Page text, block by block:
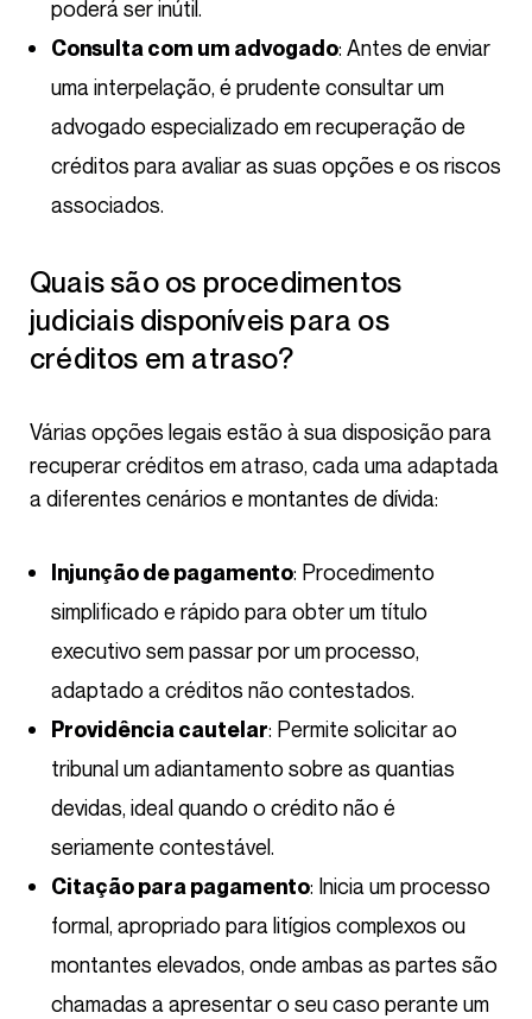
poderá ser inútil.
Consulta com um advogado: Antes de enviar
uma interpelação, é prudente consultar um
advogado especializado em recuperação de
créditos para avaliar as suas opções e os riscos
associados.
Quais são os procedimentos
judiciais disponíveis para os
créditos em atraso?
Várias opções legais estão à sua disposição para
recuperar créditos em atraso, cada uma adaptada
a diferentes cenários e montantes de dívida:
Injunção de pagamento: Procedimento
simplificado e rápido para obter um título
executivo sem passar por um processo,
adaptado a créditos não contestados.
Providência cautelar: Permite solicitar ao
tribunal um adiantamento sobre as quantias
devidas, ideal quando o crédito não é
seriamente contestável.
Citação para pagamento: Inicia um processo
formal, apropriado para litígios complexos ou
montantes elevados, onde ambas as partes são
chamadas a apresentar o seu caso perante um